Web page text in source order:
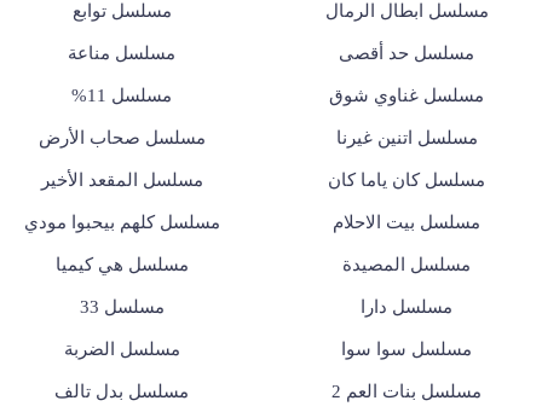
مسلسل ابطال الرمال مسلسل توابع
مسلسل حد أقصى مسلسل مناعة
مسلسل غناوي شوق مسلسل 11%
مسلسل اتنين غيرنا مسلسل صحاب الأرض
مسلسل كان ياما كان مسلسل المقعد الأخير
مسلسل بيت الاحلام مسلسل كلهم بيحبوا مودي
مسلسل المصيدة مسلسل هي كيميا
مسلسل دارا مسلسل 33
مسلسل سوا سوا مسلسل الضربة
مسلسل بنات العم 2 مسلسل بدل تالف